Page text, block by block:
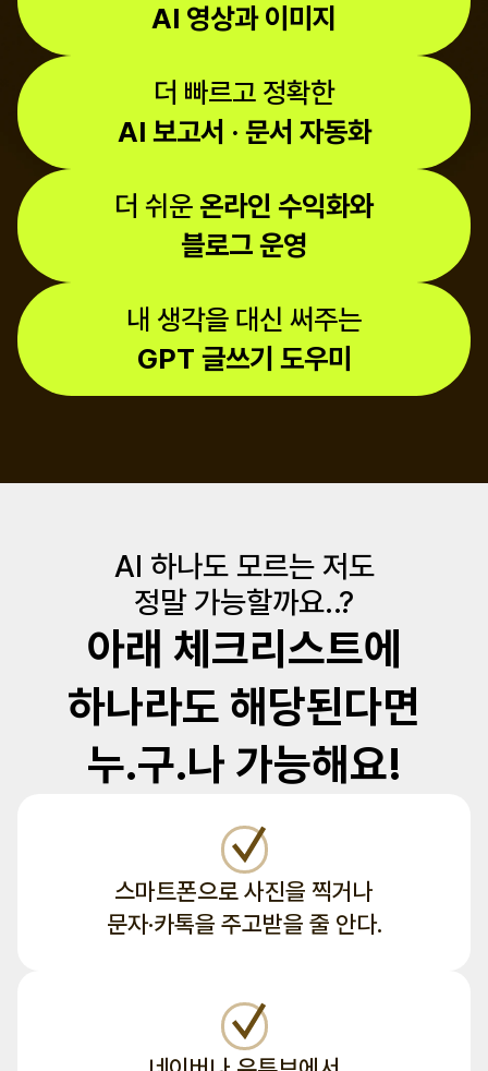
AI 영상과 이미지
더 빠르고 정확한
AI 보고서 · 문서 자동화
더 쉬운 온라인 수익화와
블로그 운영
내 생각을 대신 써주는
GPT 글쓰기 도우미
AI 하나도 모르는 저도
정말 가능할까요..?
아래 체크리스트에
하나라도 해당된다면
누.구.나 가능해요!
스마트폰으로 사진을 찍거나
문자·카톡을 주고받을 줄 안다.